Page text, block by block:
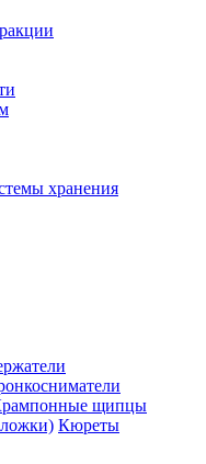
хранения
щипцы
Кюреты